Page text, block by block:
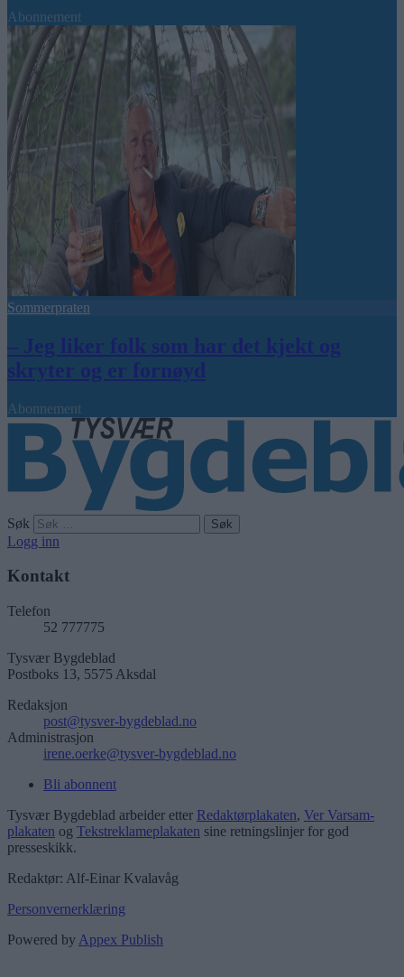
Abonnement
Sommerpraten
– Jeg liker folk som har det kjekt og
skryter og er fornøyd
Abonnement
Søk
Logg inn
Kontakt
Telefon
52 777775
Tysvær Bygdeblad
Postboks 13, 5575 Aksdal
Redaksjon
post@tysver-bygdeblad.no
Administrasjon
irene.oerke@tysver-bygdeblad.no
Bli abonnent
Tysvær Bygdeblad arbeider etter Redaktørplakaten, Ver Varsam-
plakaten og Tekstreklameplakaten sine retningslinjer for god
presseskikk.
Redaktør: Alf-Einar Kvalavåg
Personvernerklæring
Powered by Appex Publish